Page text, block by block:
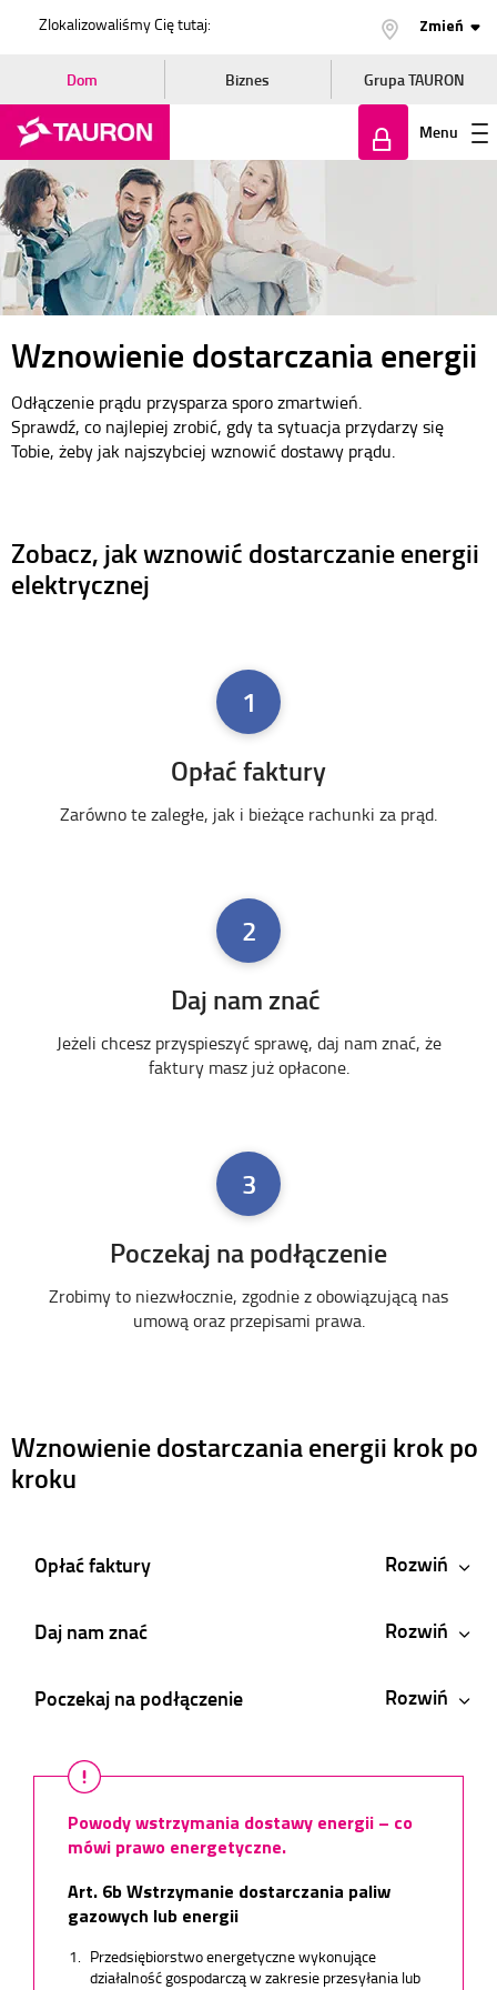
Zlokalizowaliśmy Cię tutaj: Zmień
Dom Biznes Grupa TAURON
Menu
Wznowienie dostarczania energii
Odłączenie prądu przysparza sporo zmartwień.
Sprawdź, co najlepiej zrobić, gdy ta sytuacja przydarzy się
Tobie, żeby jak najszybciej wznowić dostawy prądu.
Zobacz, jak wznowić dostarczanie energii
elektrycznej
1
Opłać faktury
Zarówno te zaległe, jak i bieżące rachunki za prąd.
2
Daj nam znać
Jeżeli chcesz przyspieszyć sprawę, daj nam znać, że
faktury masz już opłacone.
3
Poczekaj na podłączenie
Zrobimy to niezwłocznie, zgodnie z obowiązującą nas
umową oraz przepisami prawa.
Wznowienie dostarczania energii krok po
kroku
Opłać faktury Rozwiń
Daj nam znać Rozwiń
Poczekaj na podłączenie Rozwiń
Powody wstrzymania dostawy energii – co
mówi prawo energetyczne.
Art. 6b Wstrzymanie dostarczania paliw
gazowych lub energii
Przedsiębiorstwo energetyczne wykonujące
działalność gospodarczą w zakresie przesyłania lub